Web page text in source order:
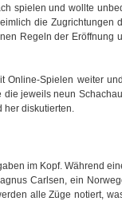
spielen und wollte
die
Regeln der Eröffnung
Online-Spielen weiter
jeweils neun
diskutierten.
im Kopf. Während
Carlsen, ein
alle Züge notiert,